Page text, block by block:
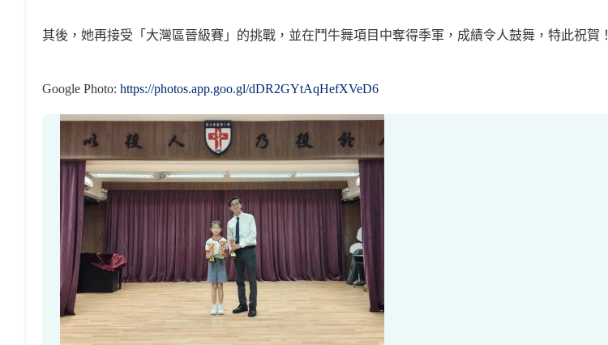
其後，她再接受「大灣區晉級賽」的挑戰，並在鬥牛舞項目中奪得季軍，成績令人鼓舞，特此祝賀！
Google Photo: https://photos.app.goo.gl/dDR2GYtAqHefXVeD6